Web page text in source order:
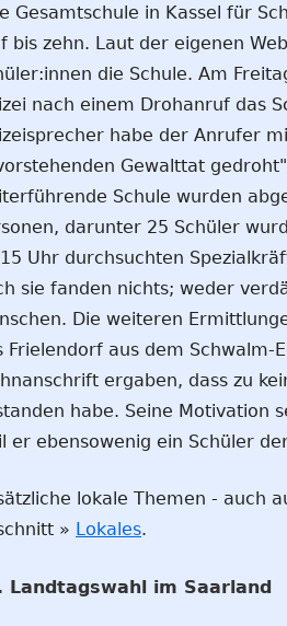
Gesamtschule in Kassel für
bis zehn. Laut der eigenen
die Schule. Am
nach einem Drohanruf das
habe der Anrufer
Gewalttat
Schule wurden
darunter 25 Schüler
Uhr durchsuchten
sie fanden nichts; weder
Die weiteren
Frielendorf aus dem Schwalm-
ergaben, dass zu
habe. Seine Motivation
er ebensowenig ein Schüler
lokale Themen - auch
» Lokales.
Landtagswahl im Saarland